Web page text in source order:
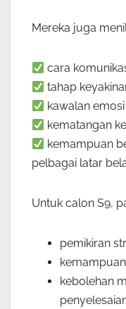
Mereka juga
cara
tahap
kawalan emosi
kematangan
kemampuan
pelbagai latar
Untuk calon S9,
pemikiran
kebolehan